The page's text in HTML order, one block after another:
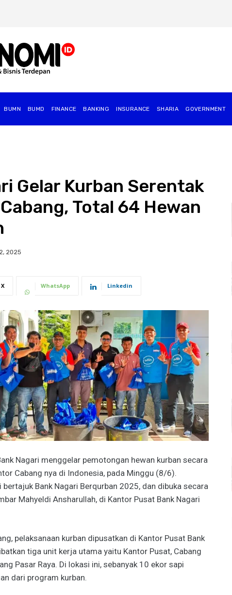
BUMN BUMD FINANCE BANKING INSURANCE SHARIA GOVERNMENT
Gelar Kurban Serentak
Total 64 Hewan
2025
X WhatsApp Linkedin
Nagari menggelar pemotongan hewan kurban secara
Cabang nya di Indonesia, pada Minggu (8/6).
Bank Nagari Berqurban 2025, dan dibuka secara
Mahyeldi Ansharullah, di Kantor Pusat Bank Nagari
pelaksanaan kurban dipusatkan di Kantor Pusat Bank
tiga unit kerja utama yaitu Kantor Pusat, Cabang
Pasar Raya. Di lokasi ini, sebanyak 10 ekor sapi
dari program kurban.